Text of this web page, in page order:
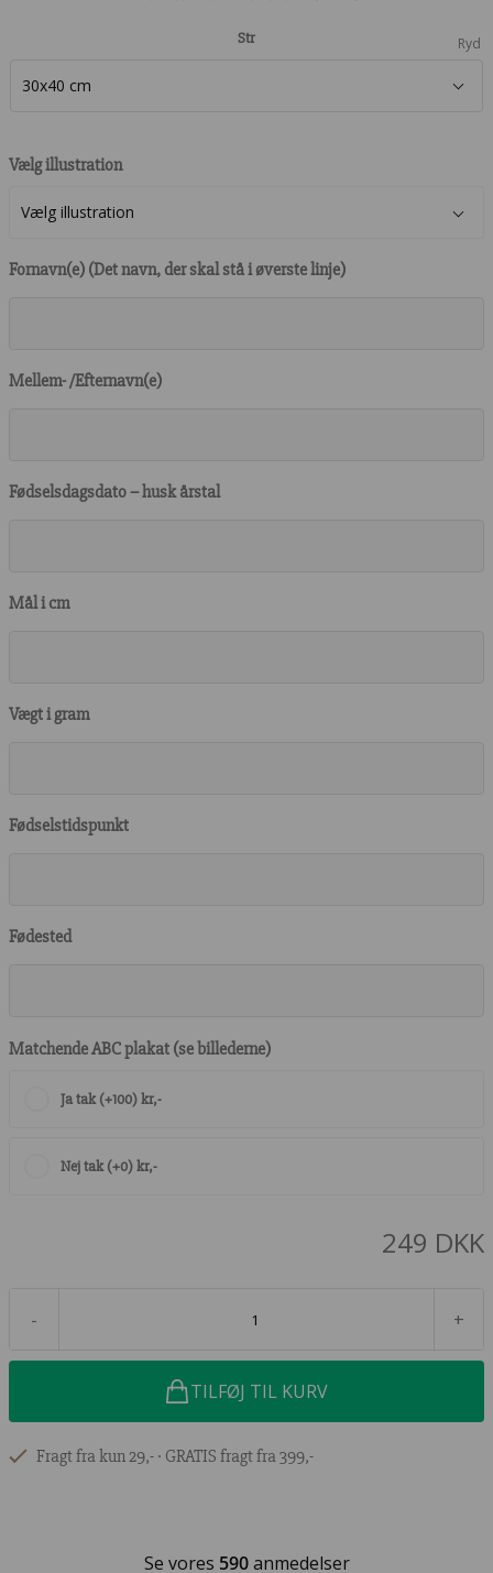
Str Ryd
- +
TILFØJ TIL KURV
Vælg illustration
Fornavn(e) (Det navn, der skal stå i øverste linje)
Mellem- /Efternavn(e)
Fødselsdagsdato – husk årstal
Mål i cm
Vægt i gram
Fødselstidspunkt
Fødested
Matchende ABC plakat (se billederne)
Ja tak (+100) kr,-
Nej tak (+0) kr,-
249 DKK
Fragt fra kun 29,- ∙ GRATIS fragt fra 399,-
Se vores 590anmedelser